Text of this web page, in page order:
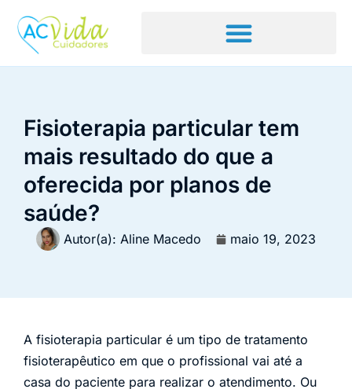
Fisioterapia particular tem
mais resultado do que a
oferecida por planos de
saúde?
Autor(a): Aline Macedo maio 19, 2023
A fisioterapia particular é um tipo de tratamento
fisioterapêutico em que o profissional vai até a
casa do paciente para realizar o atendimento. Ou